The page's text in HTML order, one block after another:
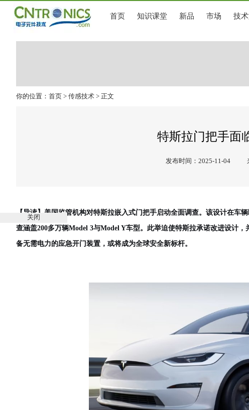
首页 知识课堂 新品 市场 技
你的位置： 首页 > 传感技术 > 正文
特斯拉门把手面
发布时间：2025-11-04
【导读】美国监管机构对特斯拉嵌入式门把手启动全面调查。该设计在车
查涵盖200多万辆Model 3与Model Y车型。此举迫使特斯拉承诺改进设计
备无需电力的应急开门装置，或将成为全球安全新标杆。
关闭